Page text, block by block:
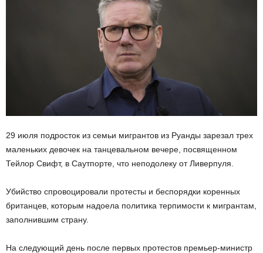
29 июля подросток из семьи мигрантов из Руанды зарезал трех
маленьких девочек на танцевальном вечере, посвященном
Тейлор Свифт, в Саутпорте, что неподолеку от Ливерпуля.
Убийство спровоцировали протесты и беспорядки коренных
британцев, которым надоела политика терпимости к мигрантам,
заполнившим страну.
На следующий день после первых протестов премьер-министр